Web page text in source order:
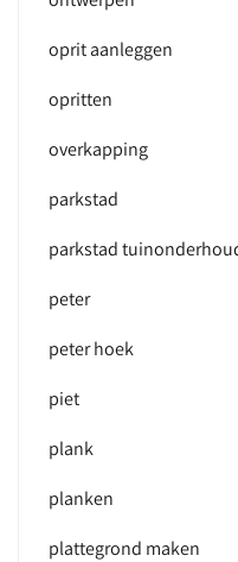
oprit aanleggen
opritten
overkapping
parkstad
parkstad
peter
peter hoek
piet
plank
planken
plattegrond maken